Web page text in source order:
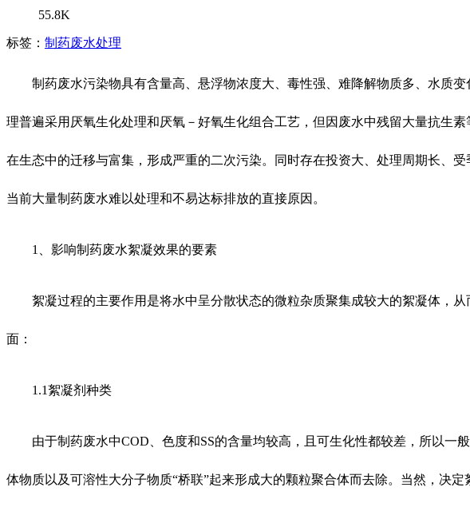
55.8K
标签： 制药废水处理
制药废水污染物具有含量高、悬浮物浓度大、毒性强、难降解物质多、水质
理普遍采用厌氧生化处理和厌氧－好氧生化组合工艺，但因废水中残留大量抗生
在生态中的迁移与富集，形成严重的二次污染。同时存在投资大、处理周期长、
当前大量制药废水难以处理和不易达标排放的直接原因。
1、影响制药废水絮凝效果的要素
絮凝过程的主要作用是将水中呈分散状态的微粒杂质聚集成较大的絮凝体，
面：
1.1絮凝剂种类
由于制药废水中COD、色度和SS的含量均较高，且可生化性都较差，所以
体物质以及可溶性大分子物质“桥联”起来形成大的颗粒聚合体而去除。当然，决